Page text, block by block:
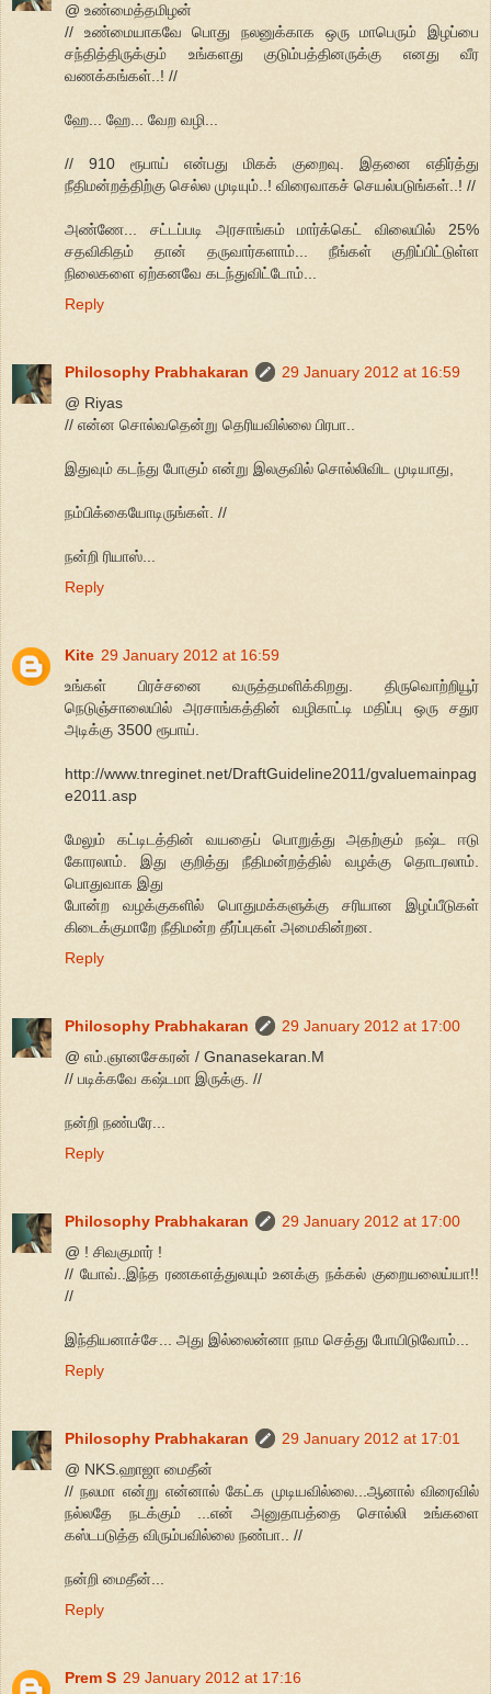
@ உண்மைத்தமிழன்
// உண்மையாகவே பொது நலனுக்காக ஒரு மாபெரும் இழப்பை
சந்தித்திருக்கும் உங்களது குடும்பத்தினருக்கு எனது வீர
வணக்கங்கள்..! //
ஹே... ஹே... வேற வழி...
// 910 ரூபாய் என்பது மிகக் குறைவு. இதனை எதிர்த்து
நீதிமன்றத்திற்கு செல்ல முடியும்..! விரைவாகச் செயல்படுங்கள்..! //
அண்ணே... சட்டப்படி அரசாங்கம் மார்க்கெட் விலையில் 25%
சதவிகிதம் தான் தருவார்களாம்... நீங்கள் குறிப்பிட்டுள்ள
நிலைகளை ஏற்கனவே கடந்துவிட்டோம்...
Reply
Philosophy Prabhakaran
29 January 2012 at 16:59
@ Riyas
// என்ன சொல்வதென்று தெரியவில்லை பிரபா..
இதுவும் கடந்து போகும் என்று இலகுவில் சொல்லிவிட முடியாது,
நம்பிக்கையோடிருங்கள். //
நன்றி ரியாஸ்...
Reply
Kite 29 January 2012 at 16:59
உங்கள் பிரச்சனை வருத்தமளிக்கிறது. திருவொற்றியூர்
நெடுஞ்சாலையில் அரசாங்கத்தின் வழிகாட்டி மதிப்பு ஒரு சதுர
அடிக்கு 3500 ரூபாய்.
http://www.tnreginet.net/DraftGuideline2011/gvaluemainpag
e2011.asp
மேலும் கட்டிடத்தின் வயதைப் பொறுத்து அதற்கும் நஷ்ட ஈடு
கோரலாம். இது குறித்து நீதிமன்றத்தில் வழக்கு தொடரலாம்.
பொதுவாக இது
போன்ற வழக்குகளில் பொதுமக்களுக்கு சரியான இழப்பீடுகள்
கிடைக்குமாறே நீதிமன்ற தீர்ப்புகள் அமைகின்றன.
Reply
Philosophy Prabhakaran
29 January 2012 at 17:00
@ எம்.ஞானசேகரன் / Gnanasekaran.M
// படிக்கவே கஷ்டமா இருக்கு. //
நன்றி நண்பரே...
Reply
Philosophy Prabhakaran
29 January 2012 at 17:00
@ ! சிவகுமார் !
// யோவ்..இந்த ரணகளத்துலயும் உனக்கு நக்கல் குறையலைய்யா!!
//
இந்தியனாச்சே... அது இல்லைன்னா நாம செத்து போயிடுவோம்...
Reply
Philosophy Prabhakaran
29 January 2012 at 17:01
@ NKS.ஹாஜா மைதீன்
// நலமா என்று என்னால் கேட்க முடியவில்லை...ஆனால் விரைவில்
நல்லதே நடக்கும் ...என் அனுதாபத்தை சொல்லி உங்களை
கஸ்டபடுத்த விரும்பவில்லை நண்பா.. //
நன்றி மைதீன்...
Reply
Prem S 29 January 2012 at 17:16